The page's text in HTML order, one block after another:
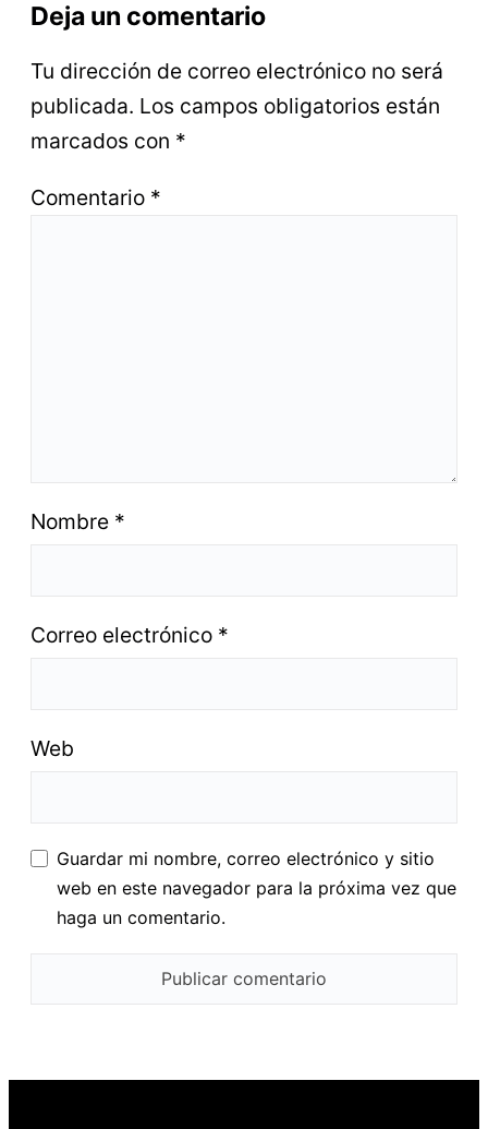
Deja un comentario
Tu dirección de correo electrónico no será
publicada. Los campos obligatorios están
marcados con *
Comentario *
Nombre *
Correo electrónico *
Web
Guardar mi nombre, correo electrónico y sitio
web en este navegador para la próxima vez que
haga un comentario.